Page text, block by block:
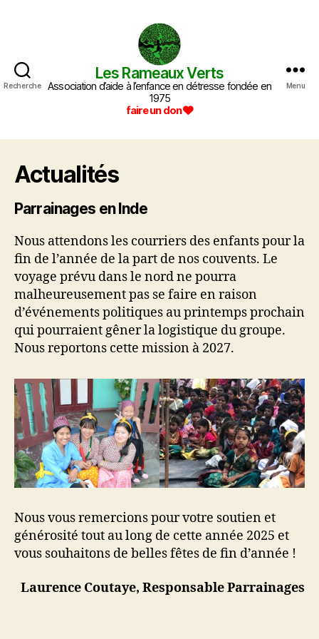
Recherche
Les
Rameaux
Verts
Les Rameaux Verts
Association d’aide à l’enfance en détresse fondée en
1975
faire un don
Menu
Actualités
Parrainages en Inde
Nous attendons les courriers des enfants pour la
fin de l’année de la part de nos couvents. Le
voyage prévu dans le nord ne pourra
malheureusement pas se faire en raison
d’événements politiques au printemps prochain
qui pourraient gêner la logistique du groupe.
Nous reportons cette mission à 2027.
Nous vous remercions pour votre soutien et
générosité tout au long de cette année 2025 et
vous souhaitons de belles fêtes de fin d’année !
Laurence Coutaye, Responsable Parrainages